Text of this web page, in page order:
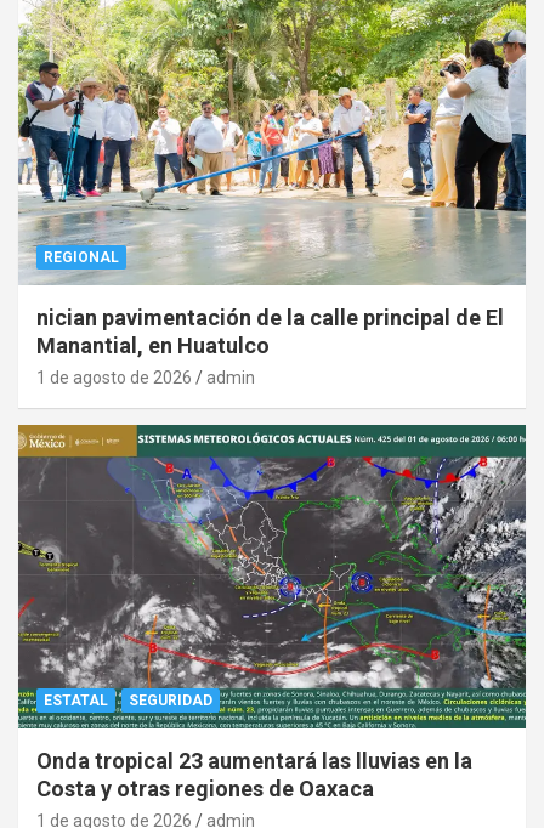
REGIONAL
nician pavimentación de la calle principal de El
Manantial, en Huatulco
1 de agosto de 2026 admin
ESTATAL SEGURIDAD
Onda tropical 23 aumentará las lluvias en la
Costa y otras regiones de Oaxaca
1 de agosto de 2026 admin